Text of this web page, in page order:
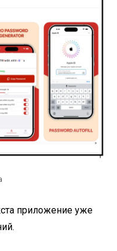
приложение уже